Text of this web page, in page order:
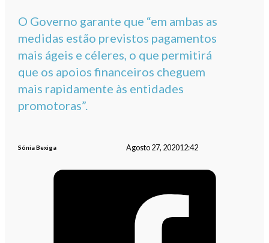
O Governo garante que “em ambas as
medidas estão previstos pagamentos
mais ágeis e céleres, o que permitirá
que os apoios financeiros cheguem
mais rapidamente às entidades
promotoras”.
Sónia Bexiga Agosto 27, 202012:42